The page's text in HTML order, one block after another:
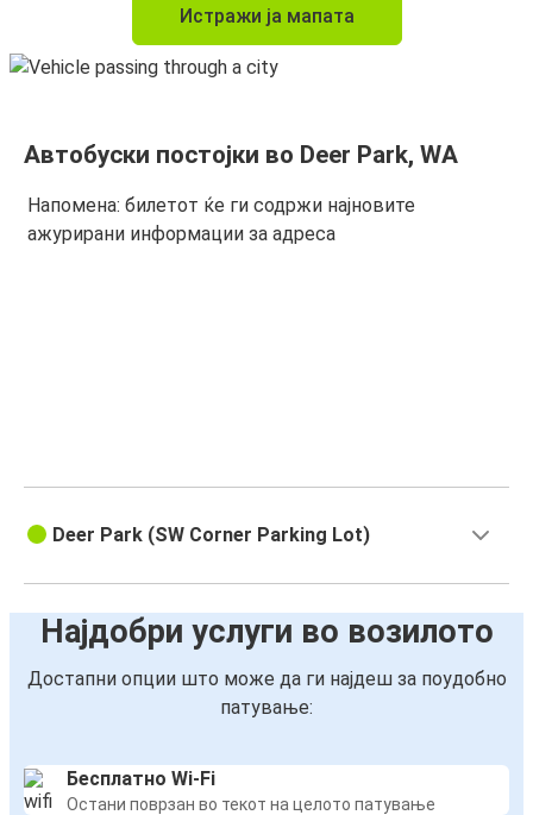
Истражи ја мапата
Автобуски постојки во Deer Park, WA
Напомена: билетот ќе ги содржи најновите
ажурирани информации за адреса
Deer Park (SW Corner Parking Lot)
Најдобри услуги во возилото
Достапни опции што може да ги најдеш за поудобно
патување:
Бесплатно Wi-Fi
Остани поврзан во текот на целото патување